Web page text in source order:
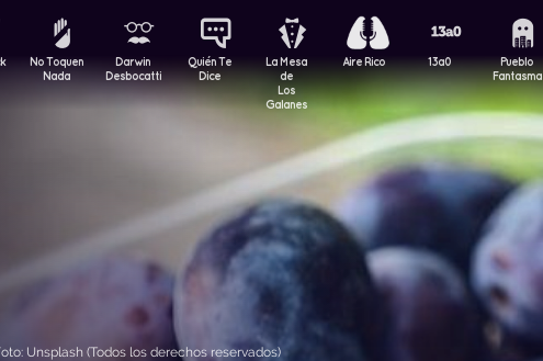
No Toquen
Nada
Darwin
Desbocatti
Quién Te
Dice
La Mesa
de
Los
Galanes
Aire Rico 13a0
Pueblo
Fantasma
Unsplash (Todos los derechos reservados)